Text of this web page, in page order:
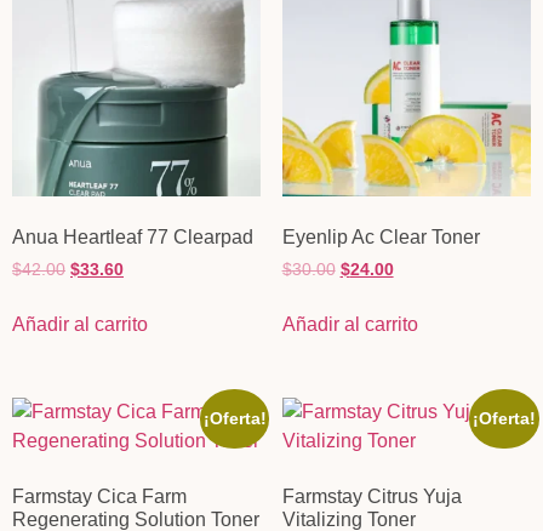
Anua Heartleaf 77 Clearpad
$42.00 $33.60
Añadir al carrito
Eyenlip Ac Clear Toner
$30.00 $24.00
Añadir al carrito
¡Oferta!
Farmstay Cica Farm
Regenerating Solution Toner
¡Oferta!
Farmstay Citrus Yuja
Vitalizing Toner